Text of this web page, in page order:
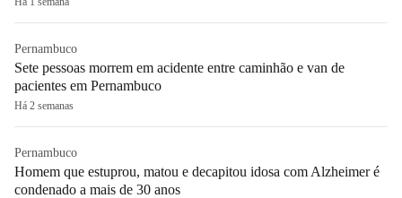
Pernambuco
Sete pessoas morrem em acidente entre caminhão e van de
pacientes em Pernambuco
Há 2 semanas
Pernambuco
Homem que estuprou, matou e decapitou idosa com Alzheimer é
condenado a mais de 30 anos